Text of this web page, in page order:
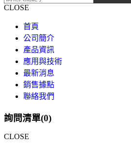
CLOSE
首頁
公司簡介
產品資訊
應用與技術
最新消息
銷售據點
聯絡我們
詢問清單(0)
CLOSE